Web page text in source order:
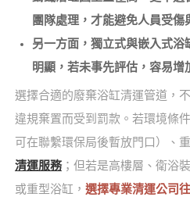
團隊處理，才能避免人員受傷
另一方面，獨立式與嵌入式
明顯，若未事先評估，容易增
選擇合適的廢棄浴缸清運管道，
違規棄置而受到罰款。若環境條
可在聯繫環保局後暫放門口）、
清運服務；但若是高樓層、衛浴
或重型浴缸， 選擇專業清運公司